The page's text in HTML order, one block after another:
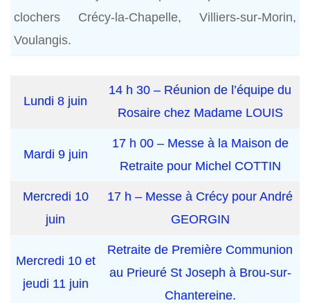
clochers Crécy-la-Chapelle, Villiers-sur-Morin,
Voulangis.
Lundi 8 juin
14 h 30 – Réunion de l’équipe du
Rosaire chez Madame LOUIS
Mardi 9 juin
17 h 00 – Messe à la Maison de
Retraite pour Michel COTTIN
Mercredi 10
juin
17 h – Messe à Crécy pour André
GEORGIN
Mercredi 10 et
jeudi 11 juin
Retraite de Première Communion
au Prieuré St Joseph à Brou-sur-
Chantereine.